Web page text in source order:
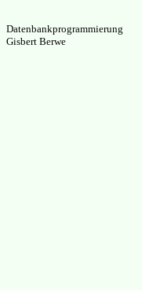
Datenbankprogrammierung
Gisbert Berwe